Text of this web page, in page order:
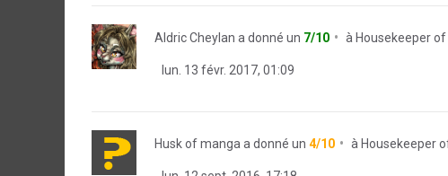
Aldric Cheylan a donné un 7/10 à Housekeeper
lun. 13 févr. 2017, 01:09
Husk of manga a donné un 4/10 à Housekeeper